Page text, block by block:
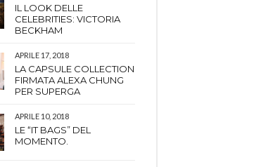
IL LOOK DELLE
CELEBRITIES: VICTORIA
BECKHAM
APRILE 17, 2018
LA CAPSULE COLLECTION
FIRMATA ALEXA CHUNG
PER SUPERGA
APRILE 10, 2018
LE “IT BAGS” DEL
MOMENTO.